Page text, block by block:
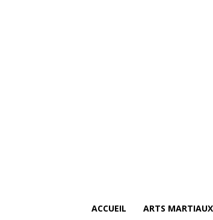
ACCUEIL ARTS MARTIAUX